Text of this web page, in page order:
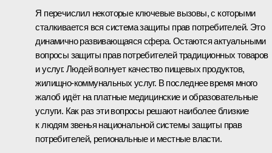
Я перечислил некоторые ключевые вызовы, с которыми
сталкивается вся система защиты прав потребителей. Это
динамично развивающаяся сфера. Остаются актуальными
вопросы защиты прав потребителей традиционных товаров
и услуг. Людей волнует качество пищевых продуктов,
жилищно-коммунальных услуг. В последнее время много
жалоб идёт на платные медицинские и образовательные
услуги. Как раз эти вопросы решают наиболее близкие
к людям звенья национальной системы защиты прав
потребителей, региональные и местные власти.